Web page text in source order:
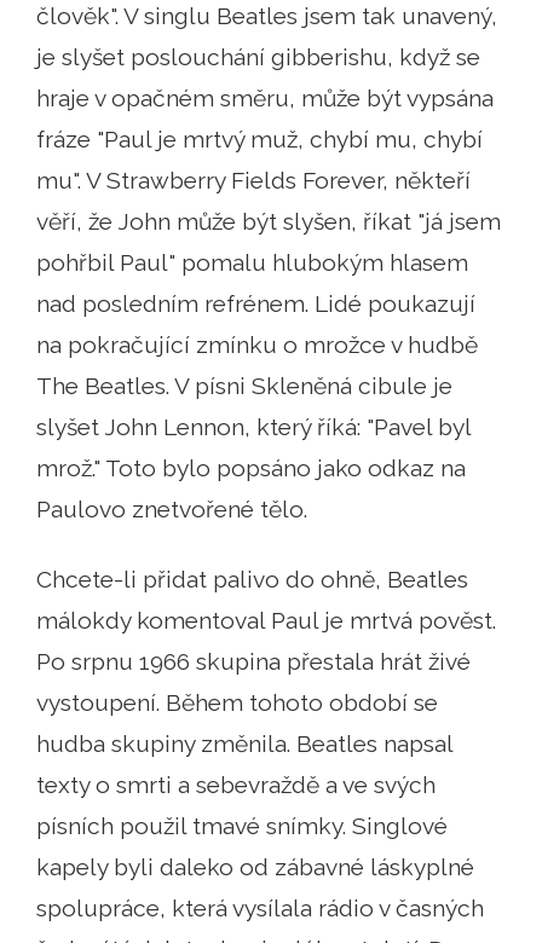
člověk". V singlu Beatles jsem tak unavený,
je slyšet poslouchání gibberishu, když se
hraje v opačném směru, může být vypsána
fráze "Paul je mrtvý muž, chybí mu, chybí
mu". V Strawberry Fields Forever, někteří
věří, že John může být slyšen, říkat "já jsem
pohřbil Paul" pomalu hlubokým hlasem
nad posledním refrénem. Lidé poukazují
na pokračující zmínku o mrožce v hudbě
The Beatles. V písni Skleněná cibule je
slyšet John Lennon, který říká: "Pavel byl
mrož." Toto bylo popsáno jako odkaz na
Paulovo znetvořené tělo.
Chcete-li přidat palivo do ohně, Beatles
málokdy komentoval Paul je mrtvá pověst.
Po srpnu 1966 skupina přestala hrát živé
vystoupení. Během tohoto období se
hudba skupiny změnila. Beatles napsal
texty o smrti a sebevraždě a ve svých
písních použil tmavé snímky. Singlové
kapely byli daleko od zábavné láskyplné
spolupráce, která vysílala rádio v časných